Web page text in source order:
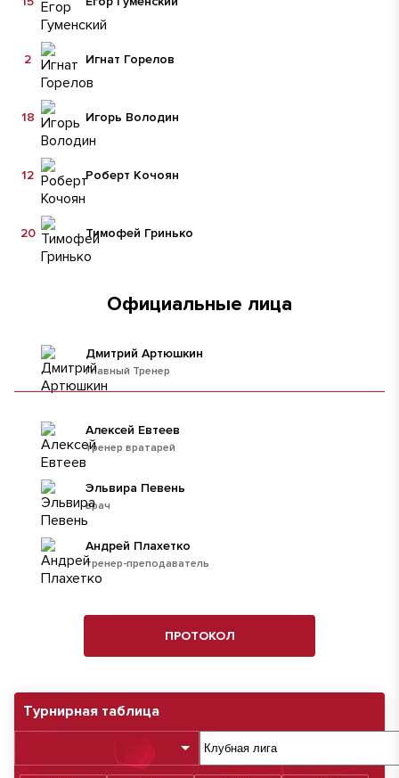
Турнирная таблица
Игнат Горелов
2
Игорь Володин
18
Роберт Кочоян
12
Тимофей Гринько
20
Официальные лица
Главный Тренер
Дмитрий Артюшкин
тренер вратарей
Алексей Евтеев
врач
Эльвира Певень
тренер-преподаватель
Андрей Плахетко
ПРОТОКОЛ